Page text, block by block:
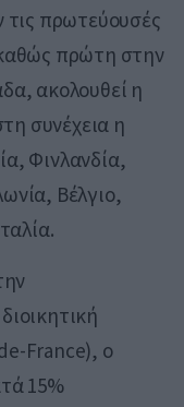
τις πρωτεύουσές
πρώτη στην
ακολουθεί η
συνέχεια η
Φινλανδία,
Βέλγιο,
France), ο
15%